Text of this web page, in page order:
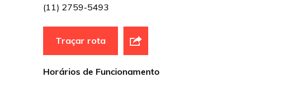
(11) 2759-5493
Traçar rota
Horários de Funcionamento